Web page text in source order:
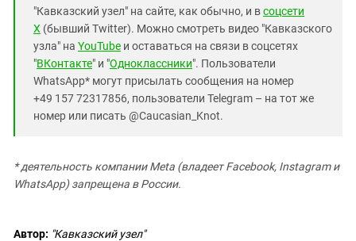
"Кавказский узел" на сайте, как обычно, и всоцсети
X (бывший Twitter). Можно смотреть видео "Кавказского
узла" на YouTube и оставаться на связи в соцсетях
"ВКонтакте" и "Одноклассники". Пользователи
WhatsApp* могут присылать сообщения на номер
+49 157 72317856, пользователи Telegram – на тот же
номер или писать @Caucasian_Knot.
* деятельность компании Meta (владеет Facebook, Instagram и
WhatsApp) запрещена в России.
Автор: "Кавказский узел"